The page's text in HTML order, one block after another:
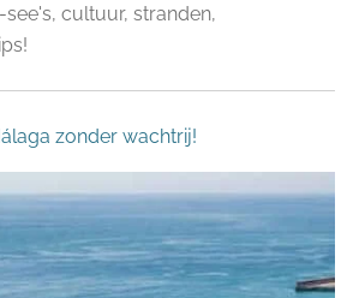
cultuur, stranden,
zonder wachtrij!